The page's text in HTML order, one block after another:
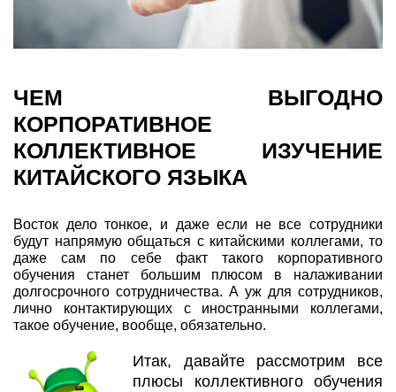
ЧЕМ ВЫГОДНО
КОРПОРАТИВНОЕ
КОЛЛЕКТИВНОЕ ИЗУЧЕНИЕ
КИТАЙСКОГО ЯЗЫКА
Восток дело тонкое, и даже если не все сотрудники
будут напрямую общаться с китайскими коллегами, то
даже сам по себе факт такого корпоративного
обучения станет большим плюсом в налаживании
долгосрочного сотрудничества. А уж для сотрудников,
лично контактирующих с иностранными коллегами,
такое обучение, вообще, обязательно.
Итак, давайте рассмотрим все
плюсы коллективного обучения